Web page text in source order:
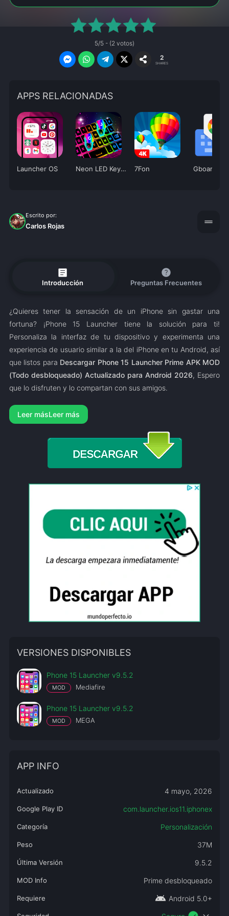
5/5 - (2 votos)
2
SHARES
APPS RELACIONADAS
Launcher OS Neon LED Keyboard 7Fon Gboard
Escrito por:
Carlos Rojas drag_handle
article
Introducción
help
Preguntas Frecuentes
¿Quieres tener la sensación de un iPhone sin gastar una
fortuna? ¡Phone 15 Launcher tiene la solución para ti!
Personaliza la interfaz de tu dispositivo y experimenta una
experiencia de usuario similar a la del iPhone en tu Android, así
que listos para Descargar Phone 15 Launcher Prime APK MOD
(Todo desbloqueado) Actualizado para Android 2026, Espero
que lo disfruten y lo compartan con sus amigos.
Leer más
VERSIONES DISPONIBLES
Phone 15 Launcher v9.5.2
MOD Mediafire
Phone 15 Launcher v9.5.2
MOD MEGA
APP INFO
Actualizado 4 mayo, 2026
Google Play ID com.launcher.ios11.iphonex
Categoría Personalización
Peso 37M
Última Versión 9.5.2
MOD Info Prime desbloqueado
Requiere android Android 5.0+